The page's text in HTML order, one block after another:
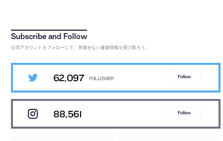
公式アカウントをフォローして、見逃せない建築情報を受け取ろう。
62,097 Follow
88,561 Follow